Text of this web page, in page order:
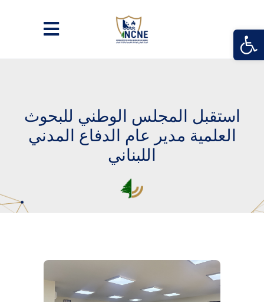
استقبل المجلس الوطني للبحوث
العلمية مدير عام الدفاع المدني
اللبناني